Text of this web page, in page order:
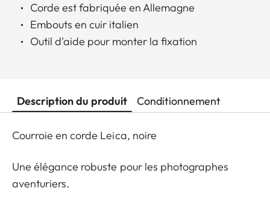
Corde est fabriquée en Allemagne
Embouts en cuir italien
Outil d'aide pour monter la fixation
Description du produit Conditionnement
Courroie en corde Leica, noire
Une élégance robuste pour les photographes
aventuriers.